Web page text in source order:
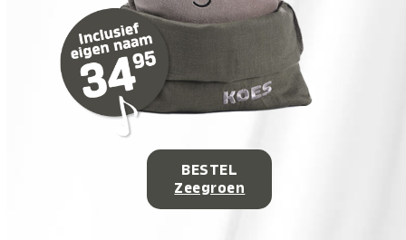
BESTEL
Zeegroen